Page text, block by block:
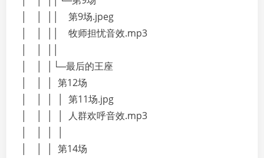
│ │ ││ 第9场.jpeg
│ │ ││ 牧师担忧音效.mp3
│ │ │└─最后的王座
│ │ │ 第12场
│ │ │ │ 第11场.jpg
│ │ │ │ 人群欢呼音效.mp3
│ │ │ 第14场